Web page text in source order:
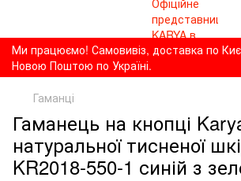
Ми працюємо! Самовивіз, доставка по
Новою Поштою по Україні.
Гаманці
Гаманець на кнопці
натуральної тисненої
KR2018-550-1 синій з